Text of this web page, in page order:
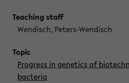
Wendisch, Peters-Wendisch
Progress in genetics of
bacteria